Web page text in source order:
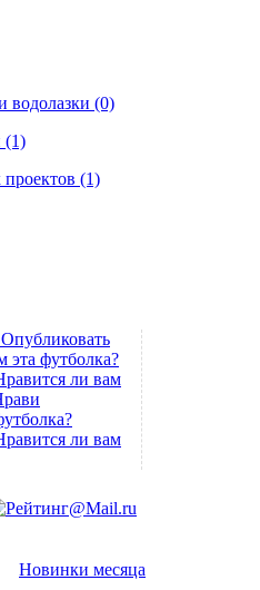
водолазки (0)
(1)
(1)
эта футболка?
ли вам
ли вам
Новинки месяца